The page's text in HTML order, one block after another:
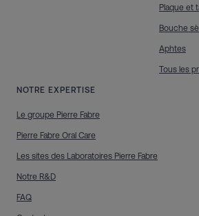
Plaque et
Bouche
Aphtes
Tous les
NOTRE EXPERTISE
Le groupe Pierre Fabre
Pierre Fabre Oral Care
Les sites des Laboratoires Pierre Fabre
Notre R&D
FAQ